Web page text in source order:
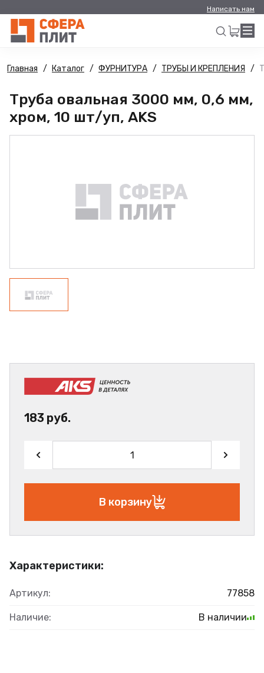
Написать нам
Искать
Главная Каталог ФУРНИТУРА ТРУБЫ И КРЕПЛЕНИЯ
Труба овальная 3000 мм, 0,6 мм,
хром, 10 шт/уп, AKS
Характеристики:
Артикул: 77858
Наличие: В наличии
183 руб.
В корзину